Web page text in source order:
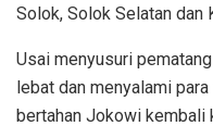
Solok, Solok Selatan dan
Usai menyusuri
lebat dan menyalami
bertahan Jokowi kembali